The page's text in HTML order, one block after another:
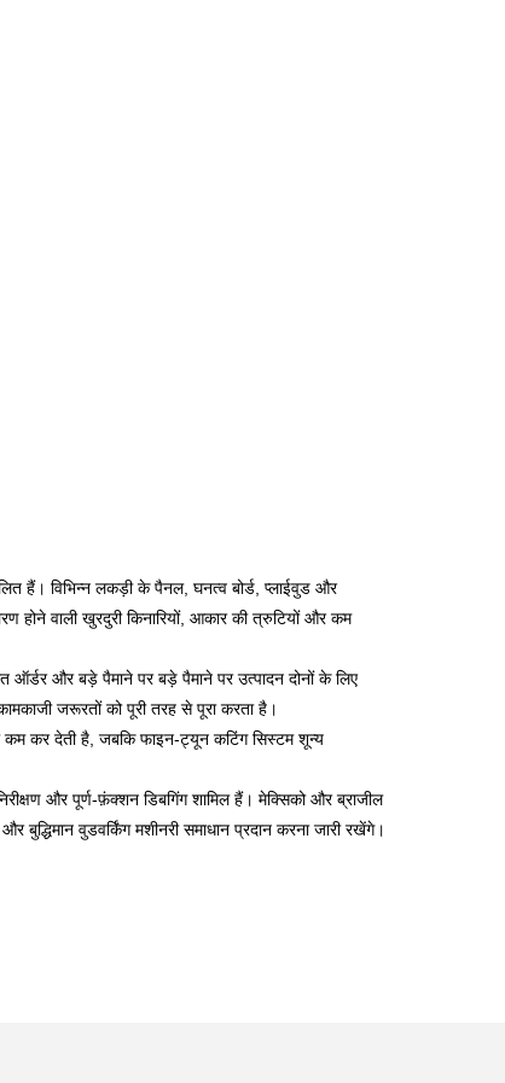
हैं। विभिन्न लकड़ी के पैनल, घनत्व बोर्ड, प्लाईवुड और
होने वाली खुरदुरी किनारियों, आकार की त्रुटियों और कम
और बड़े पैमाने पर बड़े पैमाने पर उत्पादन दोनों के लिए
जरूरतों को पूरी तरह से पूरा करता है।
कम कर देती है, जबकि फाइन-ट्यून कटिंग सिस्टम शून्य
और पूर्ण-फ़ंक्शन डिबगिंग शामिल हैं। मेक्सिको और ब्राजील
वुडवर्किंग मशीनरी समाधान प्रदान करना जारी रखेंगे।